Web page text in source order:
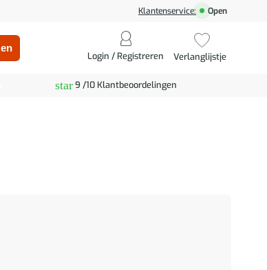
Klantenservice: Open
Login / Registreren Verlanglijstje
star9 /10 Klantbeoordelingen